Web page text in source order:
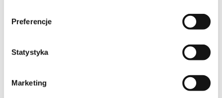
Preferencje
Statystyka
Marketing